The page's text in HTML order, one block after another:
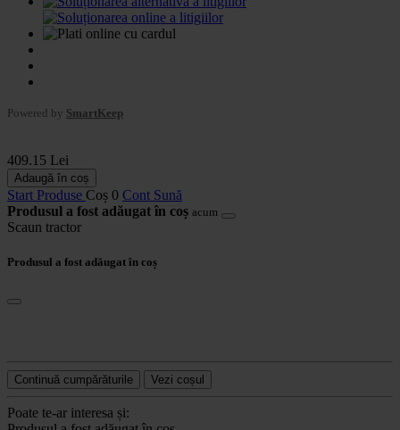
Powered by SmartKeep
409.15 Lei
Adaugă în coș
Start Produse Coș 0 Cont Sună
Produsul a fost adăugat în coș acum
Scaun tractor
Produsul a fost adăugat în coș
Continuă cumpărăturile Vezi coșul
Poate te-ar interesa și: